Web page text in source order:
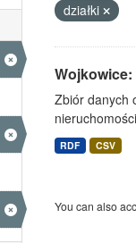
działki
Zbiór danych
RDF CSV
You can also